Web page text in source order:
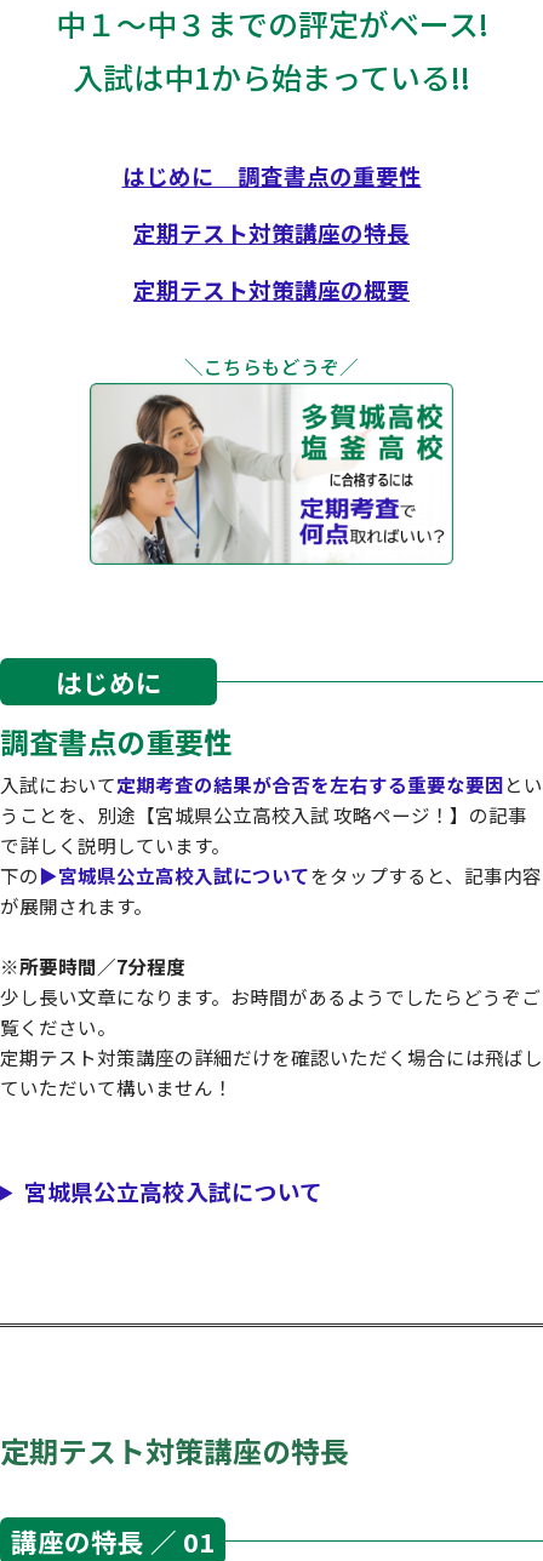
中１～中３までの評定がベース!
入試は中1から始まっている!!
はじめに 調査書点の重要性
定期テスト対策講座の特長
定期テスト対策講座の概要
＼こちらもどうぞ／
はじめに
調査書点の重要性
入試において定期考査の結果が合否を左右する重要な要因とい
うことを、別途【宮城県公立高校入試 攻略ページ！】の記事
で詳しく説明しています。
下の▶宮城県公立高校入試についてをタップすると、記事内容
が展開されます。
※所要時間／7分程度
少し長い文章になります。お時間があるようでしたらどうぞご
覧ください。
定期テスト対策講座の詳細だけを確認いただく場合には飛ばし
ていただいて構いません！
宮城県公立高校入試について
定期テスト対策講座の特長
講座の特長 ／ 01